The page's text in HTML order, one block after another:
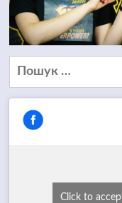
Пошук:
Click to